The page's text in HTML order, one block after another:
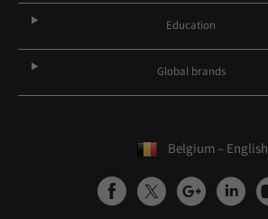
Education
Global brands
Belgium – English